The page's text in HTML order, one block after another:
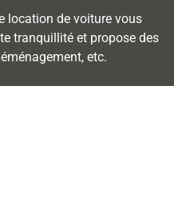
location de voiture vous
tranquillité et propose des
etc.